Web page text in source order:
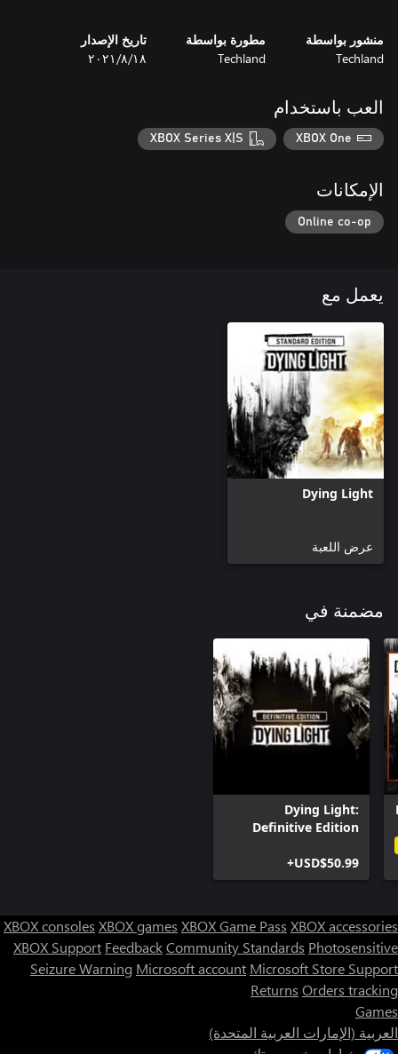
مظهر عربة‏— V-39 Star Rover
منشور بواسطة
Techland
مطورة بواسطة
Techland
تاريخ الإصدار
١٨‏/٨‏/٢٠٢١
العب باستخدام
XBOX One
XBOX Series X|S
الإمكانات
Online co-op
يعمل مع
Dying Light
عرض اللعبة
مضمنة في
Dying Light:
Definitive Edition
USD$50.99+
XBOX consoles XBOX games XBOX Game Pass XBOX accessories
XBOX Support FeedbackCommunity Standards Photosensitive
Seizure Warning Microsoft account Microsoft Store Support
Returns Orders tracking
Games
العربية (الإمارات العربية المتحدة)